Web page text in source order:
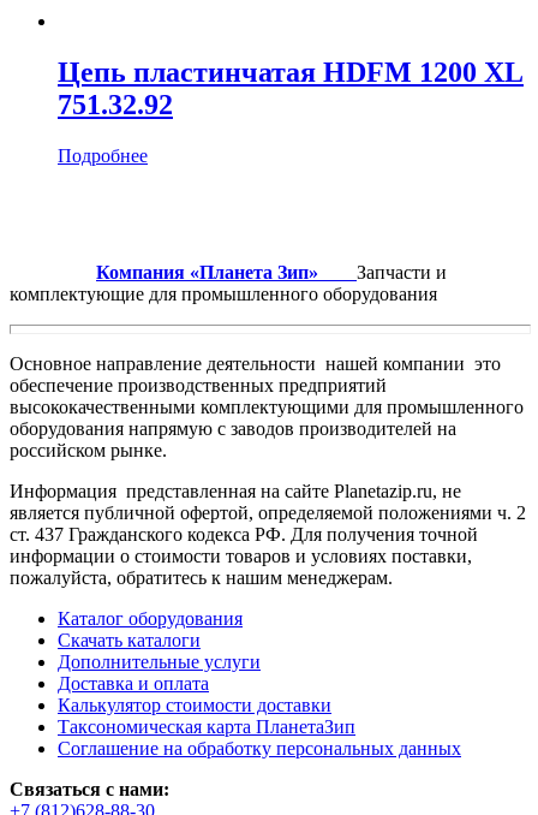
Цепь пластинчатая HDFM 1200 XL
751.32.92
Подробнее
Компания «Планета Зип» Запчасти и
комплектующие для промышленного оборудования
Основное направление деятельности нашей компании это
обеспечение производственных предприятий
высококачественными комплектующими для промышленного
оборудования напрямую с заводов производителей на
российском рынке.
Информация представленная на сайте Planetazip.ru, не
является публичной офертой, определяемой положениями ч. 2
ст. 437 Гражданского кодекса РФ. Для получения точной
информации о стоимости товаров и условиях поставки,
пожалуйста, обратитесь к нашим менеджерам.
Каталог оборудования
Скачать каталоги
Дополнительные услуги
Доставка и оплата
Калькулятор стоимости доставки
Таксономическая карта ПланетаЗип
Соглашение на обработку персональных данных
Связаться с нами:
+7 (812)628-88-30